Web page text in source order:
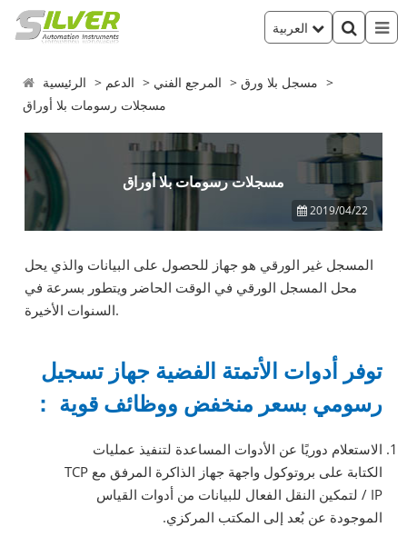
الرئيسية الدعم المرجع الفني
مسجل بلا ورق
مسجلات رسومات بلا أوراق
مسجلات رسومات بلا أوراق
2019/04/22
المسجل غير الورقي هو جهاز للحصول على البيانات والذي يحل
محل المسجل الورقي في الوقت الحاضر ويتطور بسرعة في
السنوات الأخيرة.
توفر أدوات الأتمتة الفضية جهاز تسجيل
رسومي بسعر منخفض ووظائف قوية ：
الاستعلام دوريًا عن الأدوات المساعدة لتنفيذ عمليات
الكتابة على بروتوكول واجهة جهاز الذاكرة المرفق مع TCP
/ IP لتمكين النقل الفعال للبيانات من أدوات القياس
الموجودة عن بُعد إلى المكتب المركزي.